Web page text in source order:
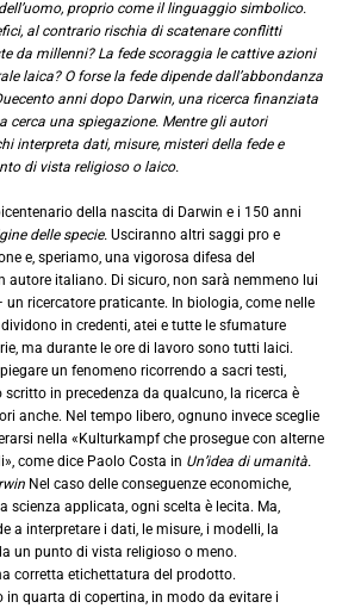
proprio come il linguaggio simbolico.
al contrario rischia di scatenare conflitti
da millenni? La fede scoraggia le cattive azioni
laica? O forse la fede dipende dall’abbondanza
anni dopo Darwin, una ricerca finanziata
cerca una spiegazione. Mentre gli autori
interpreta dati, misure, misteri della fede e
di vista religioso o laico.
della nascita di Darwin e i 150 anni
delle specie. Usciranno altri saggi pro e
e, speriamo, una vigorosa difesa del
autore italiano. Di sicuro, non sarà nemmeno lui
un ricercatore praticante. In biologia, come nelle
in credenti, atei e tutte le sfumature
ma durante le ore di lavoro sono tutti laici.
un fenomeno ricorrendo a sacri testi,
in precedenza da qualcuno, la ricerca è
anche. Nel tempo libero, ognuno invece sceglie
nella «Kulturkampf che prosegue con alterne
come dice Paolo Costa in Un’idea di umanità.
Nel caso delle conseguenze economiche,
scienza applicata, ogni scelta è lecita. Ma,
a interpretare i dati, le misure, i modelli, la
un punto di vista religioso o meno.
corretta etichettatura del prodotto.
in quarta di copertina, in modo da evitare i